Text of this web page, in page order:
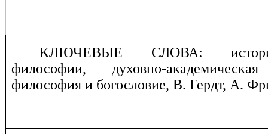
КЛЮЧЕВЫЕ СЛОВА:
философии, духовно-
философия и богословие, В. Гердт, А.